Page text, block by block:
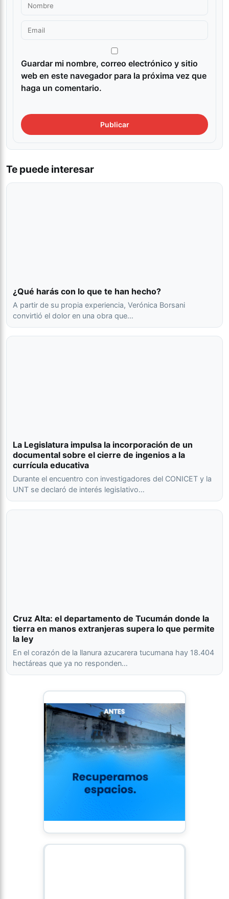
Guardar mi nombre, correo electrónico y sitio
web en este navegador para la próxima vez que
haga un comentario.
Te puede interesar
¿Qué harás con lo que te han hecho?
A partir de su propia experiencia, Verónica Borsani
convirtió el dolor en una obra que…
La Legislatura impulsa la incorporación de un
documental sobre el cierre de ingenios a la
currícula educativa
Durante el encuentro con investigadores del CONICET y la
UNT se declaró de interés legislativo…
Cruz Alta: el departamento de Tucumán donde la
tierra en manos extranjeras supera lo que permite
la ley
En el corazón de la llanura azucarera tucumana hay 18.404
hectáreas que ya no responden…